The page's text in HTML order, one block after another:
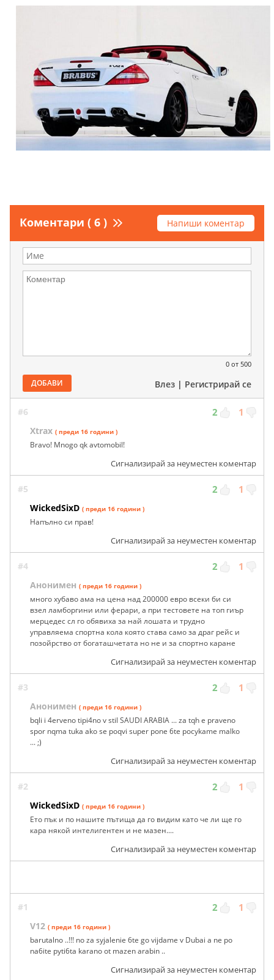
Коментари ( 6 ) Напиши коментар
0 от 500
ДОБАВИ Влез | Регистрирай се
#6 2 1
Xtrax ( преди 16 години )
Bravo! Mnogo qk avtomobil!
Сигнализирай за неуместен коментар
#5 2 1
WickedSixD ( преди 16 години )
Напълно си прав!
Сигнализирай за неуместен коментар
#4 2 1
Анонимен ( преди 16 години )
много хубаво ама на цена над 200000 евро всеки би си
взел ламборгини или ферари, а при тестовете на топ гиър
мерцедес сл го обявиха за най лошата и трудно
управляема спортна кола която става само за драг рейс и
позойрство от богаташчетата но не и за спортно каране
Сигнализирай за неуместен коментар
#3 2 1
Анонимен ( преди 16 години )
bqli i 4erveno tipi4no v stil SAUDI ARABIA ... za tqh e praveno
spor nqma tuka ako se poqvi super pone 6te pocykame malko
... ;)
Сигнализирай за неуместен коментар
#2 2 1
WickedSixD ( преди 16 години )
Ето пък и по нашите пътища да го видим като че ли ще го
кара някой интелигентен и не мазен....
Сигнализирай за неуместен коментар
#1 2 1
V12 ( преди 16 години )
barutalno ..!!! no za syjalenie 6te go vijdame v Dubai a ne po
na6ite pyti6ta karano ot mazen arabin ..
Сигнализирай за неуместен коментар